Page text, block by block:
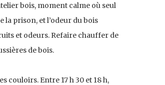
bois, moment calme où seul
prison, et l’odeur du bois
et odeurs. Refaire chauffer de
de bois.
couloirs. Entre 17 h 30 et 18 h,